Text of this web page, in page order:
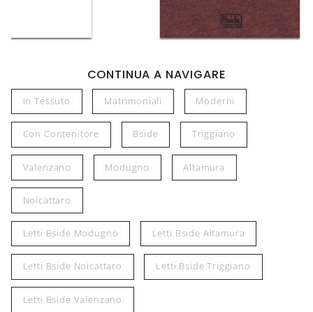
CONTINUA A NAVIGARE
In Tessuto Matrimoniali Moderni
Con Contenitore Bside Triggiano
Valenzano Modugno Altamura
Noicattaro
Letti Bside Modugno Letti Bside Altamura
Letti Bside Noicattaro Letti Bside Triggiano
Letti Bside Valenzano